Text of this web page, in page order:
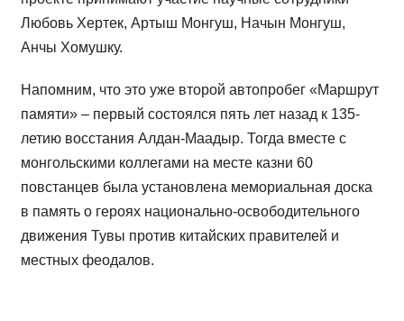
Любовь Хертек, Артыш Монгуш, Начын Монгуш,
Анчы Хомушку.
Напомним, что это уже второй автопробег «Маршрут
памяти» – первый состоялся пять лет назад к 135-
летию восстания Алдан-Маадыр. Тогда вместе с
монгольскими коллегами на месте казни 60
повстанцев была установлена мемориальная доска
в память о героях национально-освободительного
движения Тувы против китайских правителей и
местных феодалов.